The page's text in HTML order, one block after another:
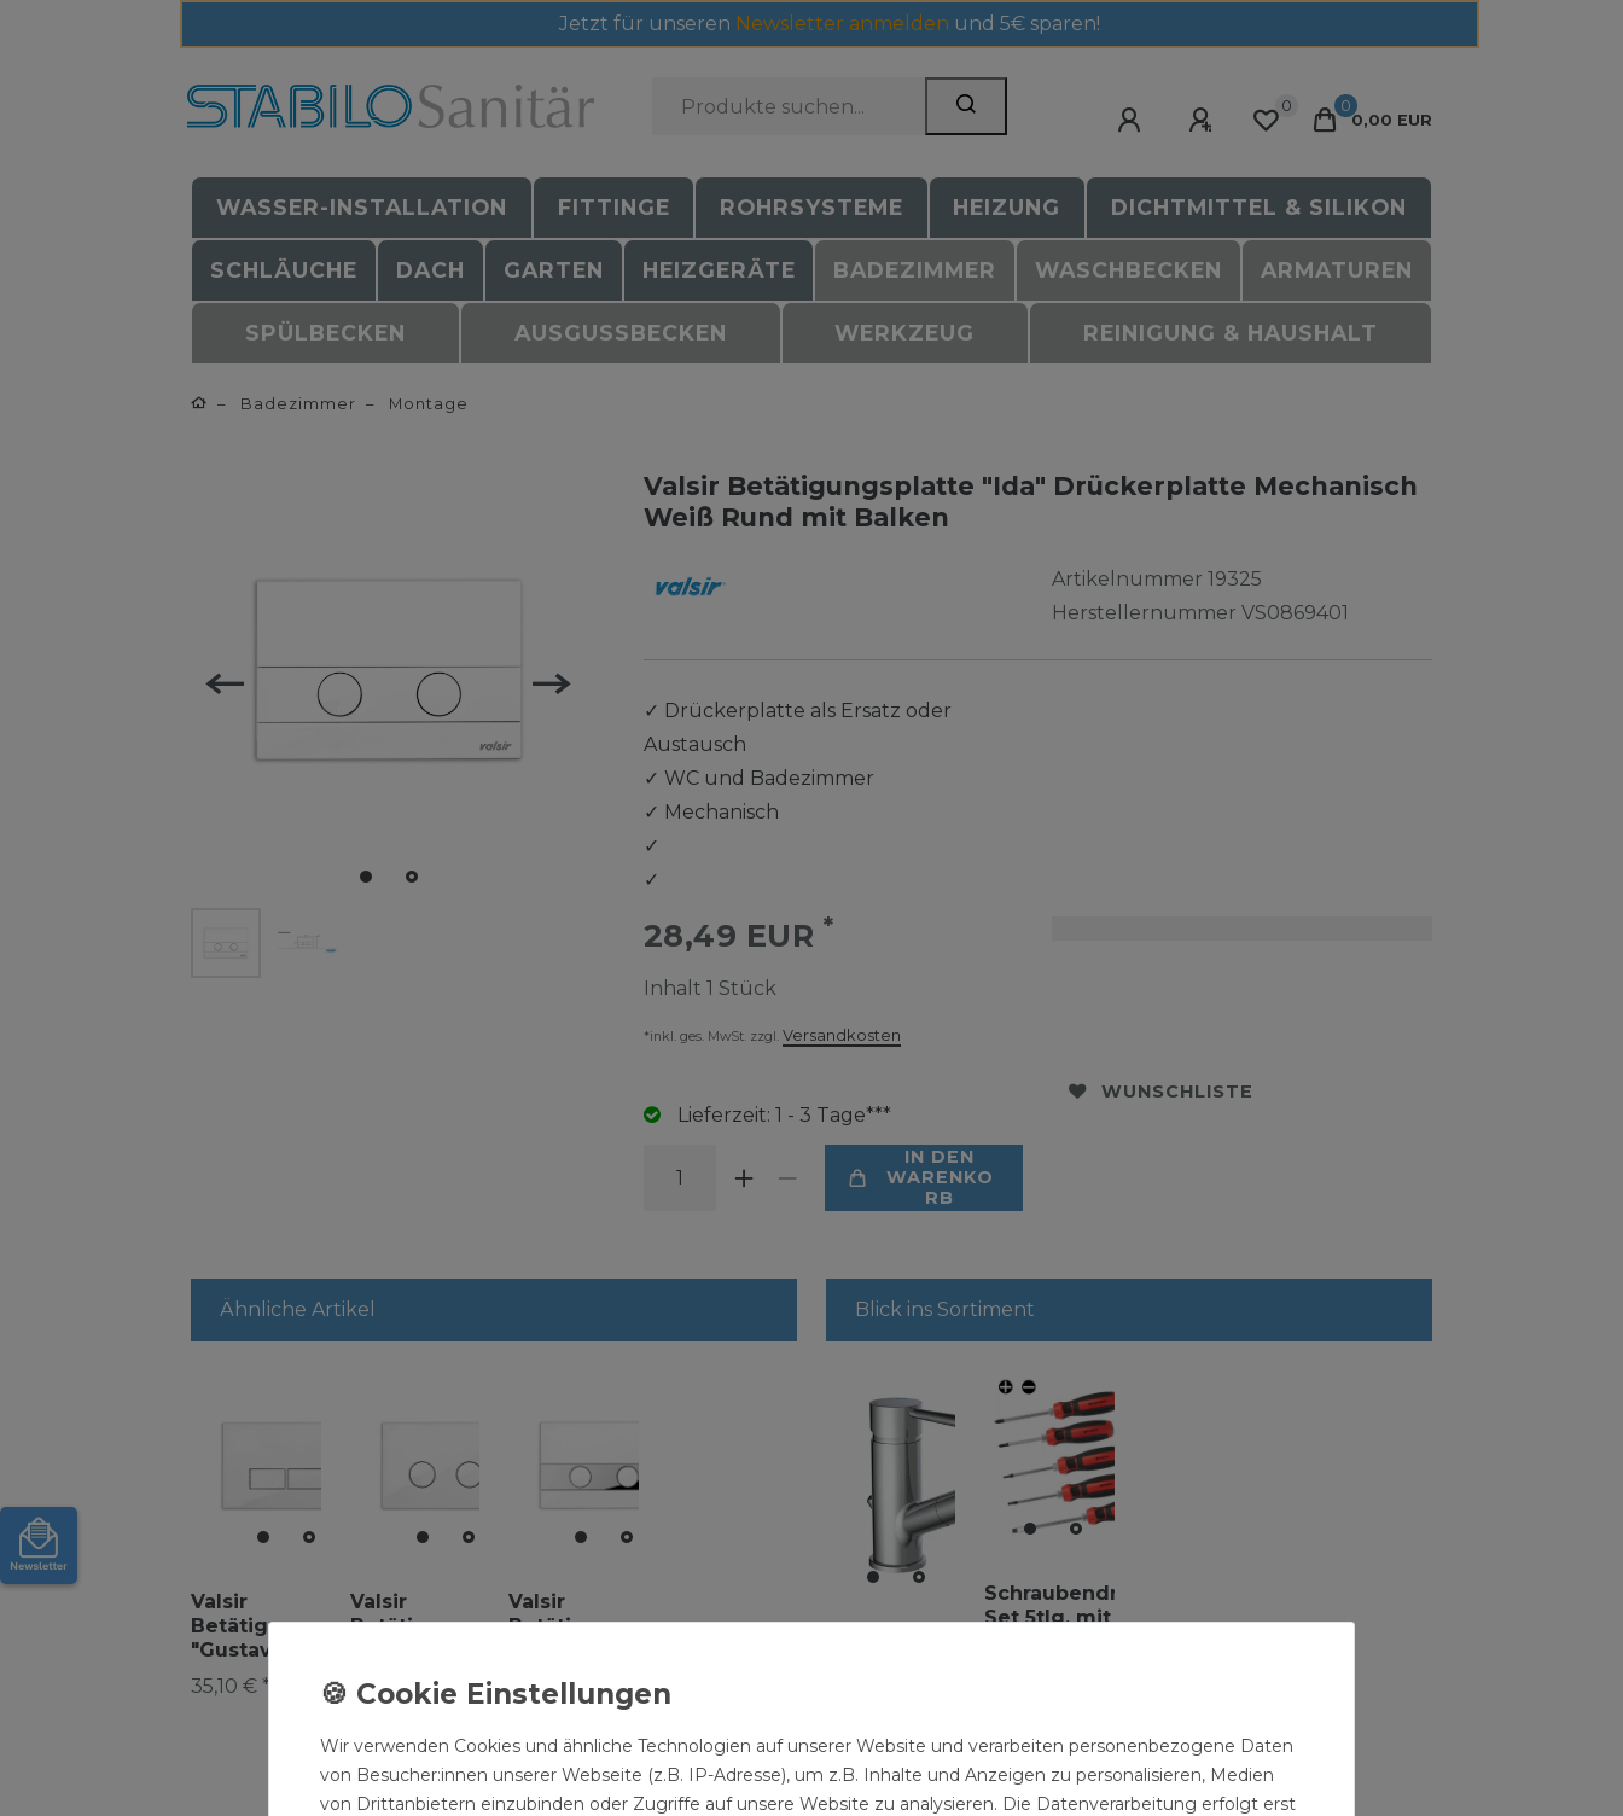
Jetzt für unseren Newsletter anmelden und 5€ sparen!
0
0
0,00 EUR
WASSER-INSTALLATION FITTINGE ROHRSYSTEME HEIZUNG DICHTMITTEL & SILIKON
SCHLÄUCHE DACH GARTEN HEIZGERÄTE BADEZIMMER WASCHBECKEN ARMATUREN
SPÜLBECKEN AUSGUSSBECKEN WERKZEUG REINIGUNG & HAUSHALT
Badezimmer Montage
Valsir Betätigungsplatte "Ida" Drückerplatte Mechanisch
Weiß Rund mit Balken
Artikelnummer19325
HerstellernummerVS0869401
✓ Drückerplatte als Ersatz oder
Austausch
✓ WC und Badezimmer
✓ Mechanisch
✓
✓
28,49 EUR *
Inhalt 1 Stück
*inkl. ges. MwSt. zzgl. Versandkosten
Lieferzeit: 1 - 3 Tage***
IN DEN
WARENKO
RB
WUNSCHLISTE
Ähnliche Artikel
Valsir
Betätigungsplatte
"Gustav"
Drückerplatte
Pneumatic Weiß
35,10 € *
Valsir
Betätigungsplatte
Mechanisch Weiß
26,40 € *
Valsir
Betätigungsplatte
Mechanisch
33,80 € *
Blick ins Sortiment
Auslauf "Cornwall"
Schraubendreher
Set 5tlg. mit
Wir verwenden Cookies und ähnliche Technologien auf unserer Website und verarbeiten personenbezogene Daten
von Besucher:innen unserer Webseite (z.B. IP-Adresse), um z.B. Inhalte und Anzeigen zu personalisieren, Medien
von Drittanbietern einzubinden oder Zugriffe auf unsere Website zu analysieren. Die Datenverarbeitung erfolgt erst